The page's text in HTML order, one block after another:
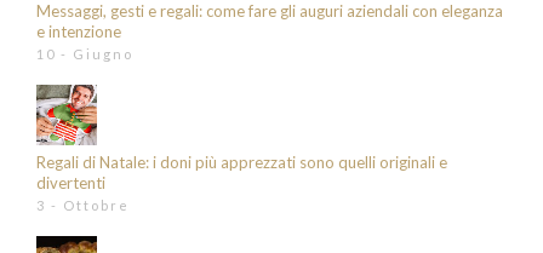
Messaggi, gesti e regali: come fare gli auguri aziendali con eleganza
e intenzione
10 - Giugno
Regali di Natale: i doni più apprezzati sono quelli originali e
divertenti
3 - Ottobre